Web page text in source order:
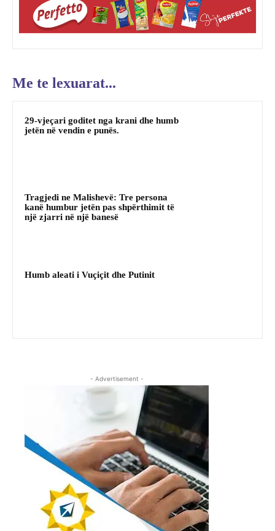
Me te lexuarat...
29-vjeçari goditet nga krani dhe humb
jetën në vendin e punës.
Tragjedi ne Malishevë: Tre persona
kanë humbur jetën pas shpërthimit të
një zjarri në një banesë
Humb aleati i Vuçiçit dhe Putinit
- Advertisement -